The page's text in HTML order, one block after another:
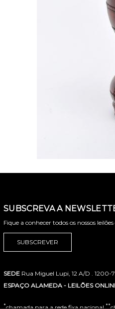
SUBSCREVA A
Fique a conhecer todos os nossos
SUBSCREVER
SEDE Rua Miguel Lupi, 12 A/D . 1200-
ESPAÇO ALAMEDA - LEILÕES
*chamada para a rede fixa nacional**